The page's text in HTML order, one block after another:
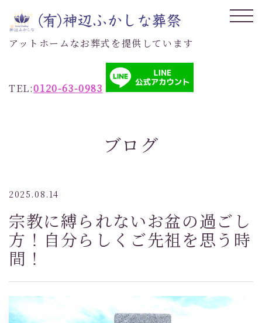
アットホームなお葬式を提供しています
TEL:0120-63-0983
ブログ
2025.08.14
宗教に縛られないお盆の過ごし
方！自分らしくご先祖を思う時
間！